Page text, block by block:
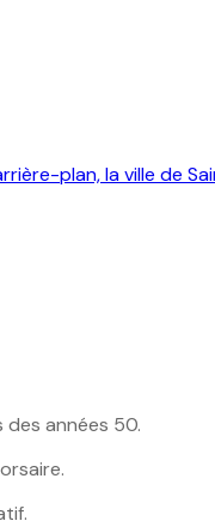
années 50.